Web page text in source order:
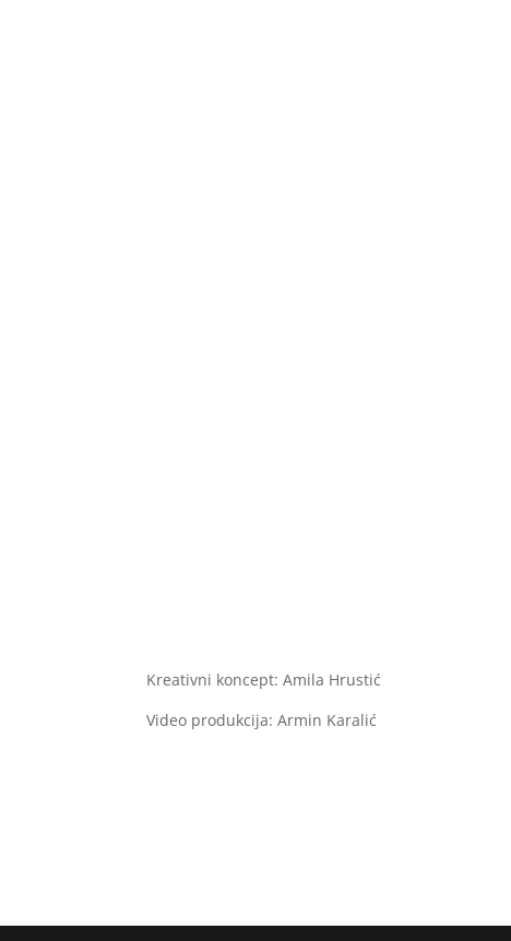
Kreativni koncept: Amila Hrustić
Video produkcija: Armin Karalić